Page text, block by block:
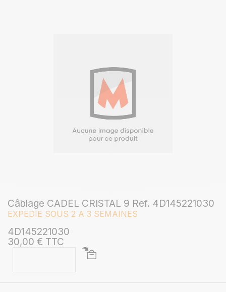
Câblage CADEL CRISTAL 9 Ref. 4D145221030
EXPEDIE SOUS 2 A 3 SEMAINES
4D145221030
30,00 € TTC